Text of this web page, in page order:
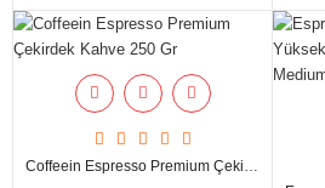
Coffeein Espresso Premium Çekirdek Kahve 250 Gr